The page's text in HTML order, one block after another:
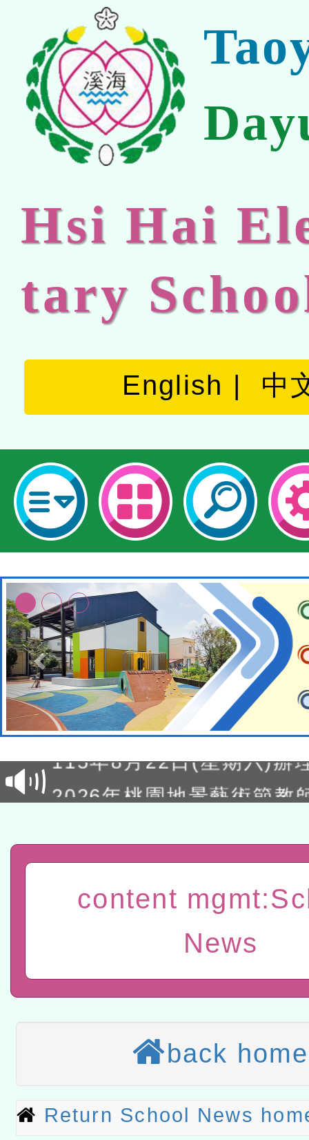
Hsi Hai
tary
English 中
轉知經濟部水利署委託財
位及節水達人選拔活動」
市孔廟祈福系列活動—儒
2026年桃園地景藝術節教
宜
轉知教育部國民及學前教
灣師範大學辦理「114至
進學校輔導計畫師資專業
函轉國家教育研究院中心
民族教育政策研討會「原
轉知教育部國民及學前教
政府教育局辦理「115年
北場」計畫
函轉國立臺灣師範大學辦
班」招生簡章及EDM
共融平台-教案暨教學示範
教育部國民及學前教育署
COVID-19疫苗接種計畫
擴大為「滿6個月以上尚未
措施，延長至115年9月28
轉知經濟部水利署委託財
研究院辦理「115年表揚
位及節水達人選拔活動」
115年8月22日(星期六)辦
市孔廟祈福系列活動—儒
2026年桃園地景藝術節教
content
News
back home
Return School News